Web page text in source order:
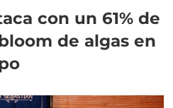
con un 61% de
de algas en